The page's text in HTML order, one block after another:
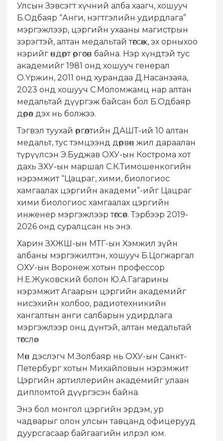
Улсын Зэвсэгт хүчний алба хаагч, хошууч
Б.Одбаяр “Анги, нэгтгэлийн удирдлага”
мэргэжлээр, цэргийн ухааны магистрын
зэрэгтэй, алтан медальтай төгсөж, эх орныхоо
нэрийг өндөрт өргөсөн байна. Нэр хүндтэй тус
академийг 1981 онд хошууч генерал
О.Үржин, 2011 онд хурандаа Д.Насанзаяа,
2023 онд хошууч С.Моломжамц нар алтан
медальтай дүүргэж байсан бол Б.Одбаяр
дөрөв дэх нь болжээ.
Тэгвэл туухай өргөлтийн ДАШТ-ий 10 алтан
медальт, тус тэмцээнд дөрвөн жил дараалан
түрүүлсэн Э.Буджав ОХУ-ын Кострома хот
дахь ЗХУ-ын маршал С.К.Тимошенкогийн
нэрэмжит “Цацраг, хими, биологиос
хамгаалах цэргийн академи”-ийг Цацраг
хими биологиос хамгаалах цэргийн
инженер мэргэжлээр төгсөв. Тэрбээр 2019-
2026 онд суралцсан нь энэ.
Харин ЗХЖШ-ын МТГ-ын Хэмжил зүйн
албаны мэргэжилтэн, хошууч Б.Цогжаргал
ОХУ-ын Воронеж хотын профессор
Н.Е.Жуковский болон Ю.А.Гагарины
нэрэмжит Агаарын цэргийн академийг
нисэхийн холбоо, радиотехникийн
хангалтын анги салбарын удирдлага
мэргэжлээр онц дүнтэй, алтан медальтай
төгслөө.
Мөн дэслэгч М.Золбаяр нь ОХУ-ын Санкт-
Петербург хотын Михайловын нэрэмжит
Цэргийн артиллерийн академийг улаан
дипломтой дүүргэсэн байна.
Энэ бол монгол цэргийн эрдэм, ур
чадварыг олон улсын тавцанд офицерууд
дуурсгасаар байгаагийн илрэл юм.